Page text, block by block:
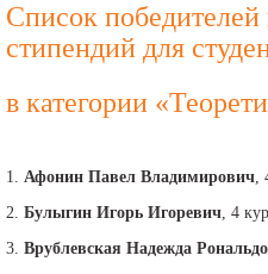
Список
стипендий для
в категории
1. Афонин Павел Владимирович,
2. Булыгин Игорь Игоревич, 4
3. Врублевская Надежда